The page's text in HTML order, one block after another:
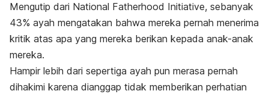
Mengutip dari National Fatherhood Initiative, sebanyak
43% ayah mengatakan bahwa mereka pernah menerima
kritik atas apa yang mereka berikan kepada anak-anak
mereka.
Hampir lebih dari sepertiga ayah pun merasa pernah
dihakimi karena dianggap tidak memberikan perhatian